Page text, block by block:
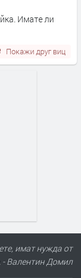
Имате ли
Покажи друг виц
имат нужда от
- Валентин Домил